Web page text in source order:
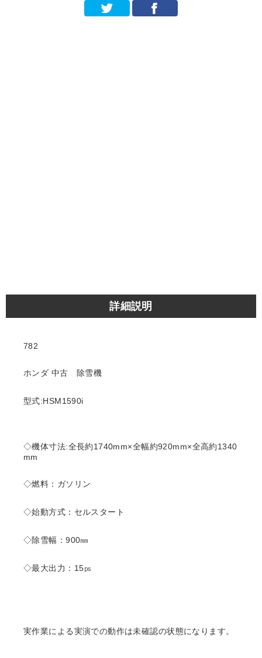
詳細説明
782
ホンダ 中古 除雪機
型式:HSM1590i
◇機体寸法:全長約1740mm×全幅約920mm×全高約1340
mm
◇燃料：ガソリン
◇始動方式：セルスタート
◇除雪幅：900㎜
◇最大出力：15㎰
実作業による実演での動作は未確認の状態になります。